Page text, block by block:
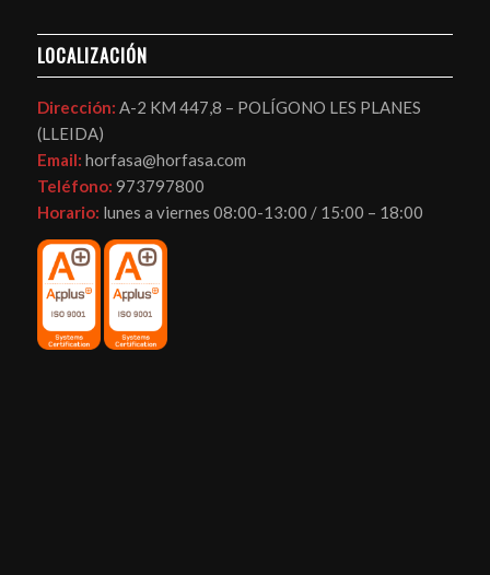
LOCALIZACIÓN
Dirección: A-2 KM 447,8 – POLÍGONO LES PLANES
(LLEIDA)
Email: horfasa@horfasa.com
Teléfono: 973797800
Horario: lunes a viernes 08:00-13:00 / 15:00 – 18:00